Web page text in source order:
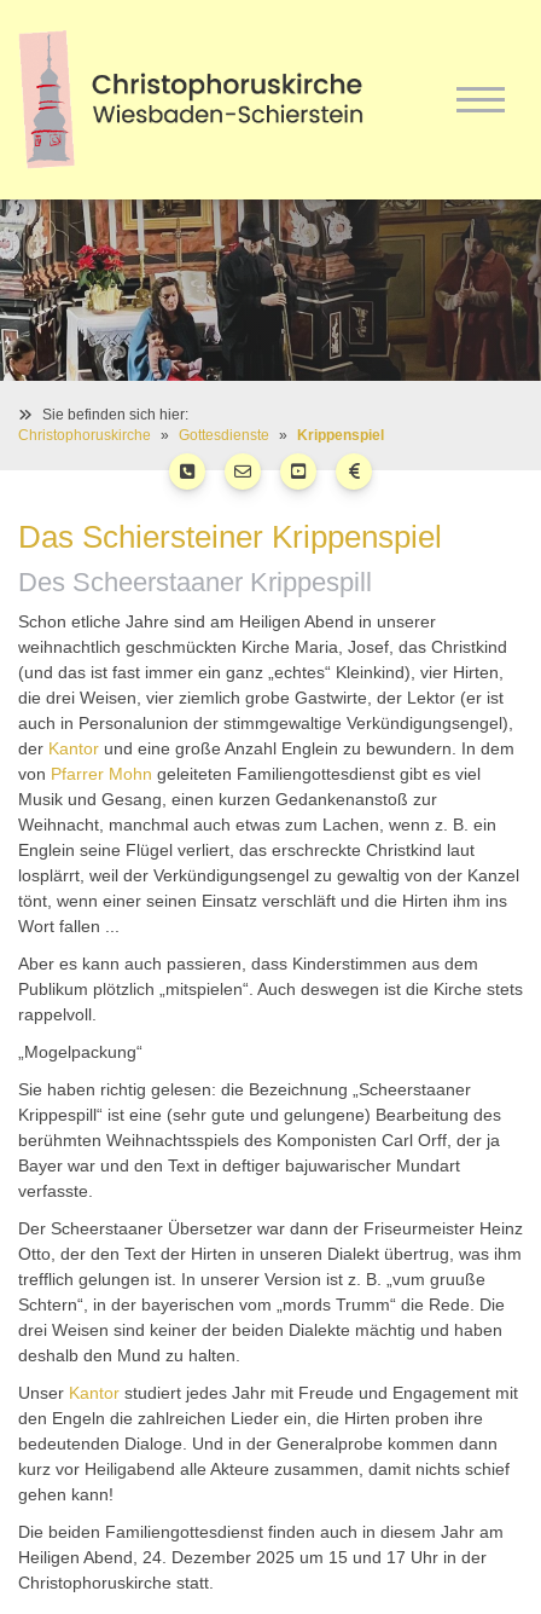
Sie befinden sich hier:
Christophoruskirche
Gottesdienste Krippenspiel
Das Schiersteiner Krippenspiel
Des Scheerstaaner Krippespill
Schon etliche Jahre sind am Heiligen Abend in unserer
weihnachtlich geschmückten Kirche Maria, Josef, das Christkind
(und das ist fast immer ein ganz „echtes“ Kleinkind), vier Hirten,
die drei Weisen, vier ziemlich grobe Gastwirte, der Lektor (er ist
auch in Personalunion der stimmgewaltige Verkündigungsengel),
der Kantor und eine große Anzahl Englein zu bewundern. In dem
von Pfarrer Mohn geleiteten Familiengottesdienst gibt es viel
Musik und Gesang, einen kurzen Gedankenanstoß zur
Weihnacht, manchmal auch etwas zum Lachen, wenn z. B. ein
Englein seine Flügel verliert, das erschreckte Christkind laut
losplärrt, weil der Verkündigungsengel zu gewaltig von der Kanzel
tönt, wenn einer seinen Einsatz verschläft und die Hirten ihm ins
Wort fallen ...
Aber es kann auch passieren, dass Kinderstimmen aus dem
Publikum plötzlich „mitspielen“. Auch deswegen ist die Kirche stets
rappelvoll.
„Mogelpackung“
Sie haben richtig gelesen: die Bezeichnung „Scheerstaaner
Krippespill“ ist eine (sehr gute und gelungene) Bearbeitung des
berühmten Weihnachtsspiels des Komponisten Carl Orff, der ja
Bayer war und den Text in deftiger bajuwarischer Mundart
verfasste.
Der Scheerstaaner Übersetzer war dann der Friseurmeister Heinz
Otto, der den Text der Hirten in unseren Dialekt übertrug, was ihm
trefflich gelungen ist. In unserer Version ist z. B. „vum gruuße
Schtern“, in der bayerischen vom „mords Trumm“ die Rede. Die
drei Weisen sind keiner der beiden Dialekte mächtig und haben
deshalb den Mund zu halten.
Unser Kantor studiert jedes Jahr mit Freude und Engagement mit
den Engeln die zahlreichen Lieder ein, die Hirten proben ihre
bedeutenden Dialoge. Und in der Generalprobe kommen dann
kurz vor Heiligabend alle Akteure zusammen, damit nichts schief
gehen kann!
Die beiden Familiengottesdienst finden auch in diesem Jahr am
Heiligen Abend, 24. Dezember 2025 um 15 und 17 Uhr in der
Christophoruskirche statt.